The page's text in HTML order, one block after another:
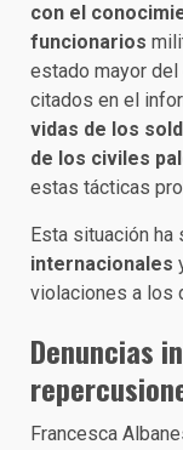
con el
funcionarios
estado mayor
citados en el
vidas de los
de los civiles
estas tácticas
Esta situación ha
internacionales
violaciones a los
Denuncias
Francesca